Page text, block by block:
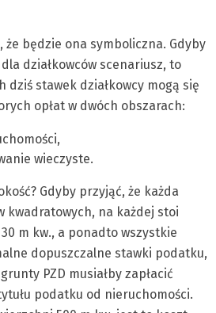
że będzie ona symboliczna. Gdyby
działkowców scenariusz, to
dziś stawek działkowcy mogą się
opłat w dwóch obszarach:
wieczyste.
Gdyby przyjąć, że każda
kwadratowych, na każdej stoi
m kw., a ponadto wszystkie
dopuszczalne stawki podatku,
PZD musiałby zapłacić
podatku od nieruchomości.